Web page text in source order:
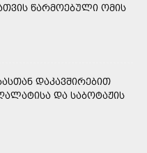
ᲬᲐᲠᲛᲝᲔᲑᲣᲚᲘ ᲝᲛᲘᲡ
ᲓᲐᲙᲐᲕᲨᲘᲠᲔᲑᲘᲗ
ᲓᲐ ᲡᲐᲑᲝᲢᲐᲟᲘᲡ